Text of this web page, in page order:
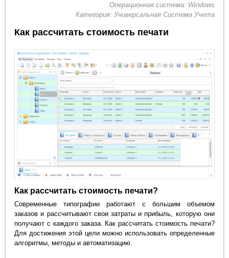
Операционная система: Windows
Категория: Универсальная Система Учета
Как рассчитать стоимость печати
Как рассчитать стоимость печати?
Современные типографии работают с большим объемом
заказов и рассчитывают свои затраты и прибыль, которую они
получают с каждого заказа. Как рассчитать стоимость печати?
Для достижения этой цели можно использовать определенные
алгоритмы, методы и автоматизацию.